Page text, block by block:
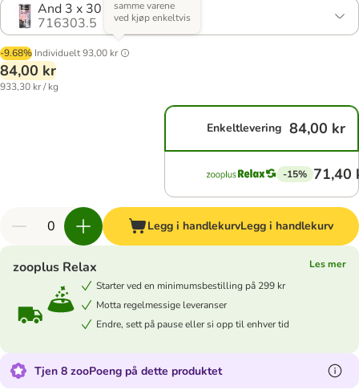
And 3 x 30 g
716303.5
-9.68% Individuelt93,00 kr
samme varene
ved kjøp enkeltvis
84,00 kr
933,30 kr / kg
Enkeltlevering 84,00 kr
-15% 71,40
Legg i handlekurvLegg i handlekurv
zooplus Relax
Les mer
Starter ved en minimumsbestilling på 299 kr
Motta regelmessige leveranser
Endre, sett på pause eller si opp til enhver tid
Tjen 8 zooPoeng på dette produktet